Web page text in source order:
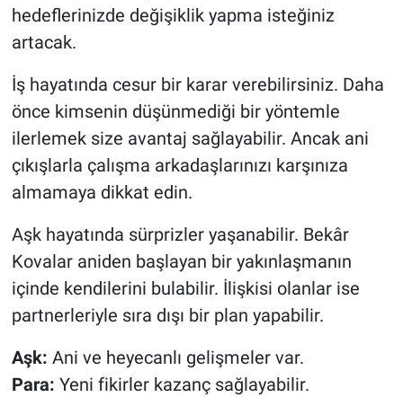
hedeflerinizde değişiklik yapma isteğiniz
artacak.
İş hayatında cesur bir karar verebilirsiniz. Daha
önce kimsenin düşünmediği bir yöntemle
ilerlemek size avantaj sağlayabilir. Ancak ani
çıkışlarla çalışma arkadaşlarınızı karşınıza
almamaya dikkat edin.
Aşk hayatında sürprizler yaşanabilir. Bekâr
Kovalar aniden başlayan bir yakınlaşmanın
içinde kendilerini bulabilir. İlişkisi olanlar ise
partnerleriyle sıra dışı bir plan yapabilir.
Aşk: Ani ve heyecanlı gelişmeler var.
Para: Yeni fikirler kazanç sağlayabilir.